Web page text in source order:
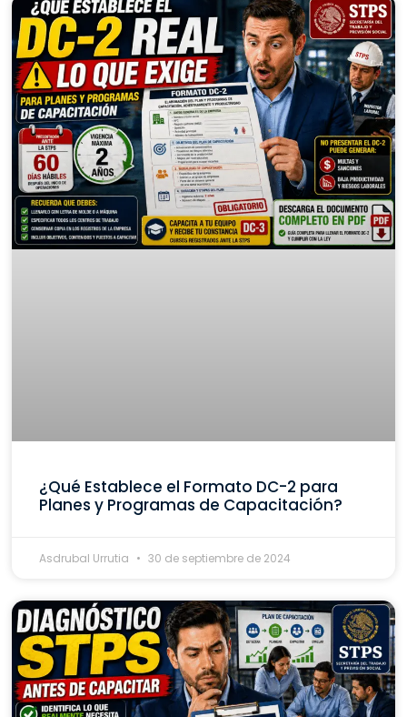
¿Qué Establece el Formato DC-2 para
Planes y Programas de Capacitación?
Asdrubal Urrutia 30 de septiembre de 2024